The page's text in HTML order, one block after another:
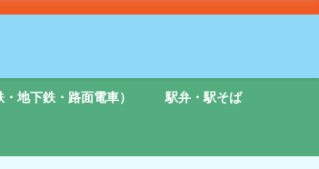
地下鉄・路面電車） 駅弁・駅そば